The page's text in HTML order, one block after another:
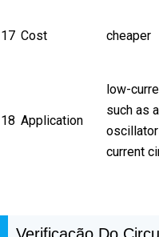
17 Cost cheaper
18 Application
low-
such as
current